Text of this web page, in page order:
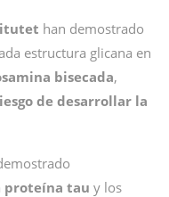
han demostrado
estructura glicana en
bisecada,
de desarrollar la
proteína tau y los